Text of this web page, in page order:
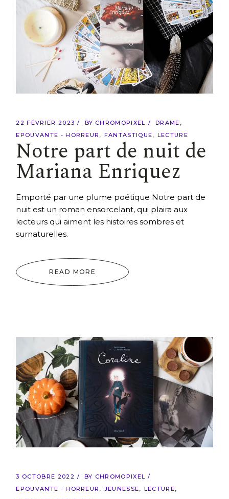
22 FÉVRIER 2023 BY CHROMOPIXEL
DRAME
EPOUVANTE - HORREUR
FANTASTIQUE LECTURE
Notre part de nuit de
Mariana Enriquez
Emporté par une plume poétique Notre part de
nuit est un roman ensorcelant, qui plaira aux
lecteurs qui aiment les histoires sombres et
surnaturelles.
READ MORE
3 OCTOBRE 2022 BY CHROMOPIXEL
EPOUVANTE - HORREUR
JEUNESSE
LECTURE